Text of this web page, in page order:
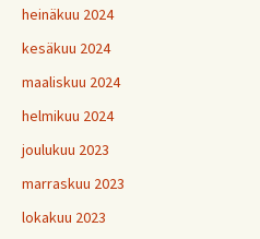
heinäkuu 2024
kesäkuu 2024
maaliskuu 2024
helmikuu 2024
joulukuu 2023
marraskuu 2023
lokakuu 2023